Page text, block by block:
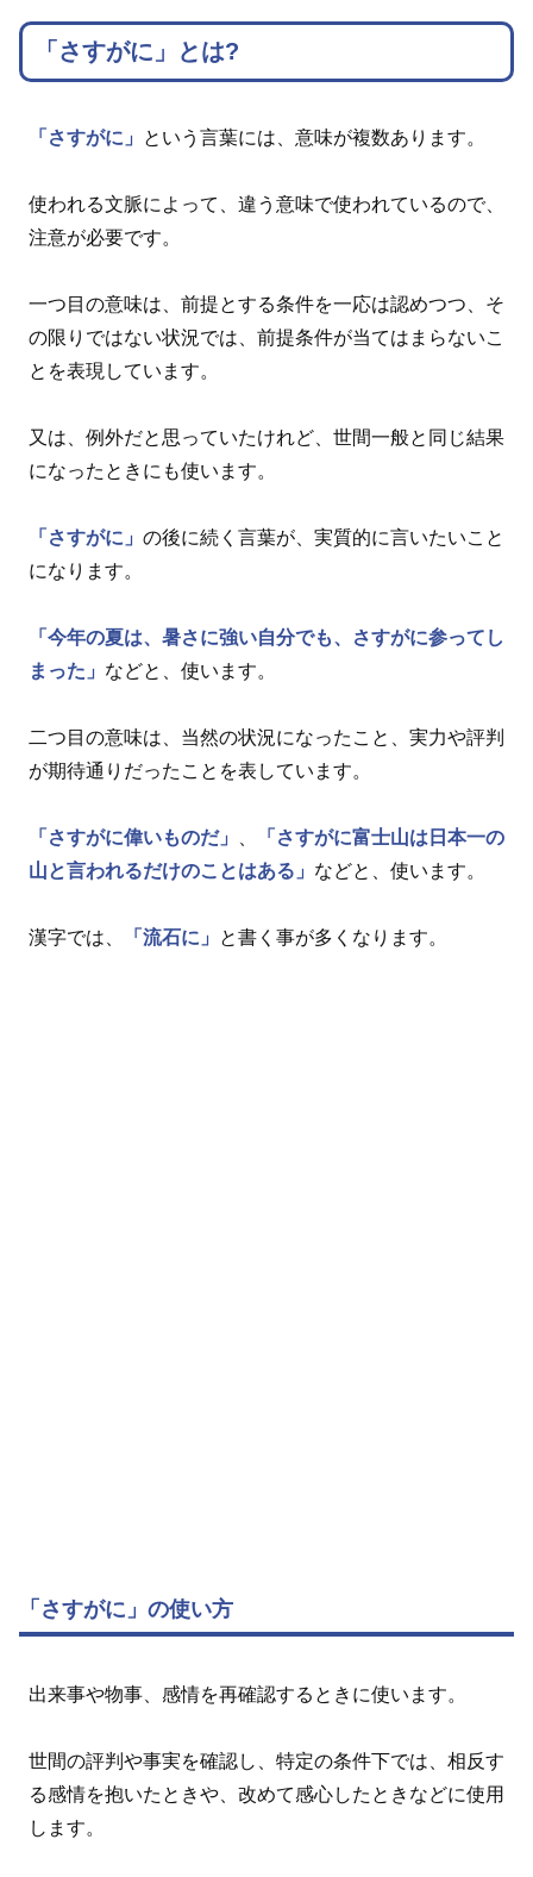
「さすがに」とは?
「さすがに」 という言葉には、意味が複数あります。
使われる文脈によって、違う意味で使われているので、
注意が必要です。
一つ目の意味は、前提とする条件を一応は認めつつ、そ
の限りではない状況では、前提条件が当てはまらないこ
とを表現しています。
又は、例外だと思っていたけれど、世間一般と同じ結果
になったときにも使います。
「さすがに」 の後に続く言葉が、実質的に言いたいこと
になります。
「今年の夏は、暑さに強い自分でも、さすがに参ってし
まった」 などと、使います。
二つ目の意味は、当然の状況になったこと、実力や評判
が期待通りだったことを表しています。
「さすがに偉いものだ」
「さすがに富士山は日本一の
山と言われるだけのことはある」 などと、使います。
漢字では、 「流石に」 と書く事が多くなります。
「さすがに」の使い方
出来事や物事、感情を再確認するときに使います。
世間の評判や事実を確認し、特定の条件下では、相反す
る感情を抱いたときや、改めて感心したときなどに使用
します。